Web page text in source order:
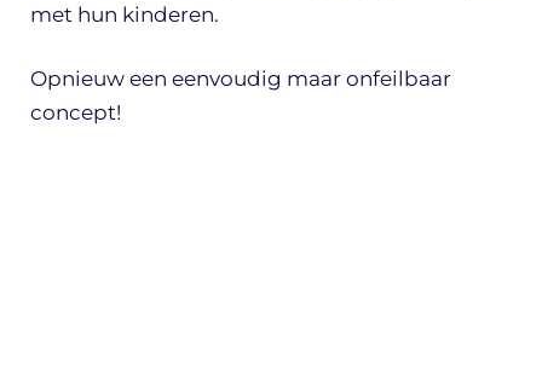
met hun kinderen.
Opnieuw een eenvoudig maar onfeilbaar
concept!